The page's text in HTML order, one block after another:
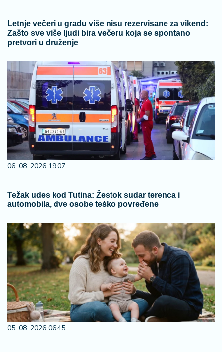
Letnje večeri u gradu više nisu rezervisane za vikend:
Zašto sve više ljudi bira večeru koja se spontano
pretvori u druženje
06. 08. 2026 19:07
Težak udes kod Tutina: Žestok sudar terenca i
automobila, dve osobe teško povređene
05. 08. 2026 06:45